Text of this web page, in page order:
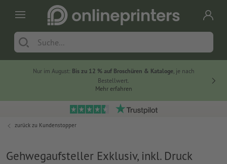
Nur im August: Bis zu 12 % auf Broschüren & Kataloge, je nach
Bestellwert.
Mehr erfahren
zurück zu Kundenstopper
Gehwegaufsteller Exklusiv, inkl. Druck